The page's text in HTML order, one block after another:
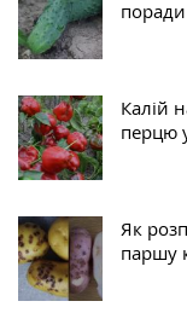
Калій
перцю
Як
паршу